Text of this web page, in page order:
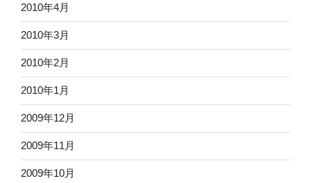
2010年4月
2010年3月
2010年2月
2010年1月
2009年12月
2009年11月
2009年10月